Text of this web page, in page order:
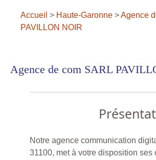
Accueil > Haute-Garonne >Agence
PAVILLON NOIR
Agence de com SARL
Notre agence communication
31100, met à votre disposition